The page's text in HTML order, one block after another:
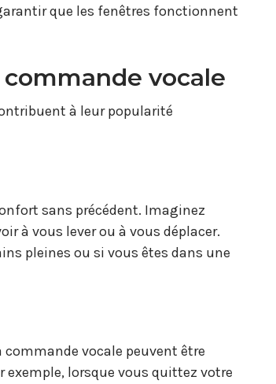
que les fenêtres fonctionnent
vocale
à leur popularité
sans précédent. Imaginez
à vous lever ou à vous déplacer.
pleines ou si vous êtes dans une
vocale peuvent être
exemple, lorsque vous quittez votre